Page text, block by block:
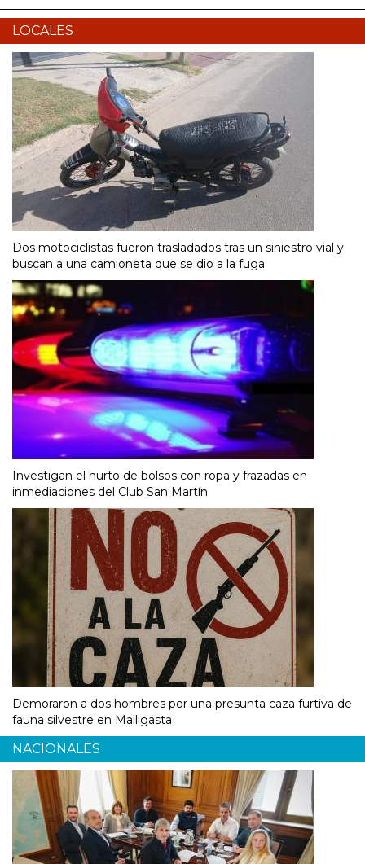
LOCALES
Dos motociclistas fueron trasladados tras un siniestro vial y
buscan a una camioneta que se dio a la fuga
Investigan el hurto de bolsos con ropa y frazadas en
inmediaciones del Club San Martín
Demoraron a dos hombres por una presunta caza furtiva de
fauna silvestre en Malligasta
NACIONALES